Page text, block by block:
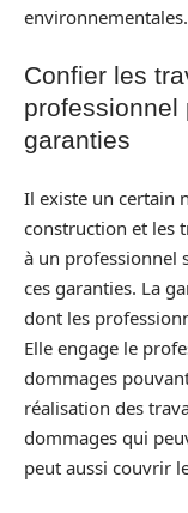
environnementales.
Confier les
professionnel
garanties
Il existe un certain
construction et les
à un professionnel
ces garanties. La
dont les
Elle engage le
dommages
réalisation des
dommages qui
peut aussi couvrir